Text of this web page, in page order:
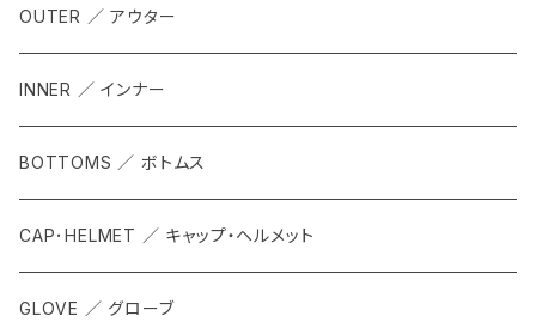
OUTER ／ アウター
INNER ／ インナー
BOTTOMS ／ ボトムス
CAP･HELMET ／ キャップ・ヘルメット
GLOVE ／ グローブ